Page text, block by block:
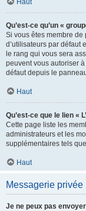
Haut
Qu’est-ce qu’un «
Si vous êtes membre de
d’utilisateurs par défaut
le rang qui vous sera
peuvent vous autoriser
défaut depuis le
Haut
Qu’est-ce que le lien «
Cette page liste les
administrateurs et les
supplémentaires tels
Haut
Messagerie privée
Je ne peux pas